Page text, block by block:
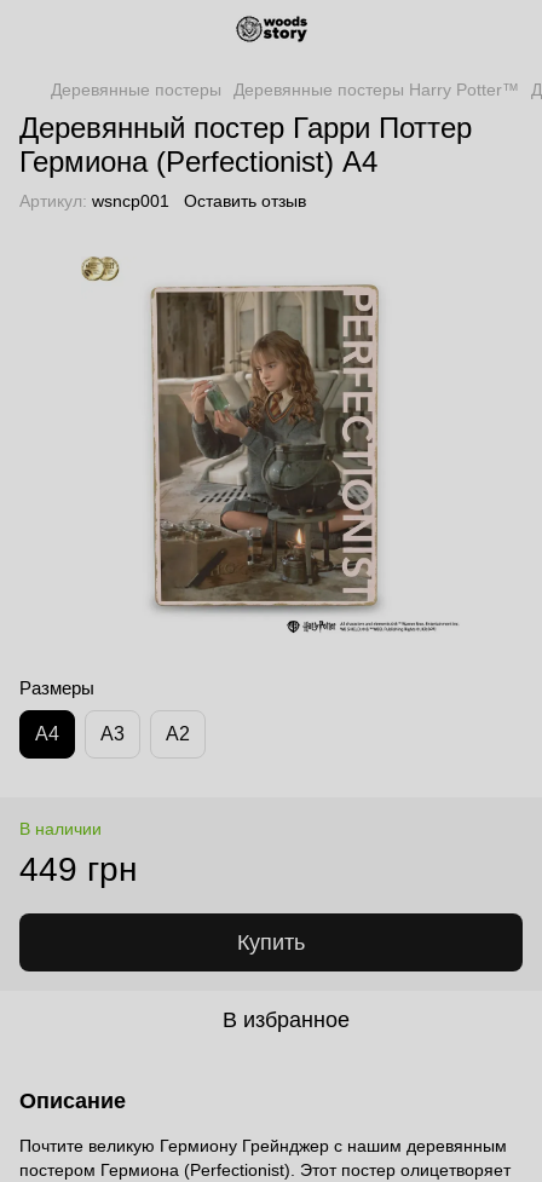
Деревянные постеры Деревянные постеры Harry Potter™
Деревянный постер Гарри Поттер
Гермиона (Perfectionist) А4
Артикул: wsncp001 Оставить отзыв
Размеры
А4 А3 А2
В наличии
449 грн
Купить
В избранное
Описание
Почтите великую Гермиону Грейнджер с нашим деревянным
постером Гермиона (Perfectionist). Этот постер олицетворяет